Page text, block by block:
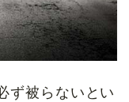
ず被らないとい